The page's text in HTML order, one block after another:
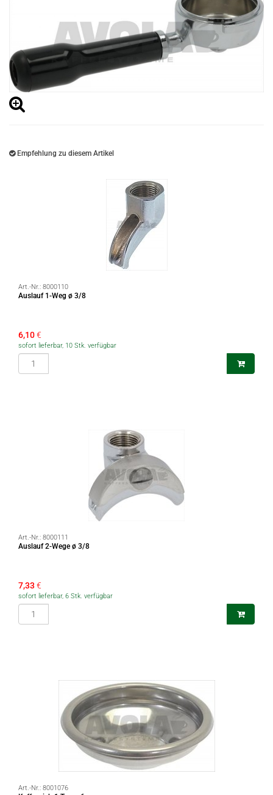
Empfehlung zu diesem Artikel
Art.-Nr.: 8000110
Auslauf 1-Weg ø 3/8
6,10€
sofort lieferbar, 10 Stk. verfügbar
Art.-Nr.: 8000111
Auslauf 2-Wege ø 3/8
7,33€
sofort lieferbar, 6 Stk. verfügbar
Art.-Nr.: 8001076